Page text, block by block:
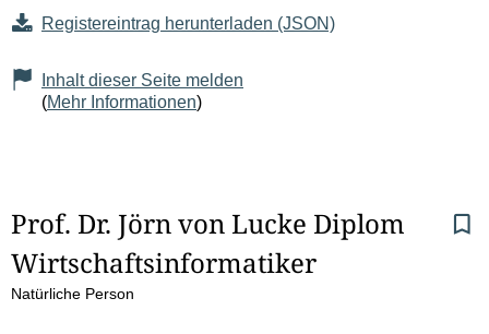
Registereintrag herunterladen (JSON)
Inhalt dieser Seite melden
(Mehr Informationen)
S
e
Prof. Dr. Jörn von Lucke Diplom
Wirtschaftsinformatiker
Natürliche Person